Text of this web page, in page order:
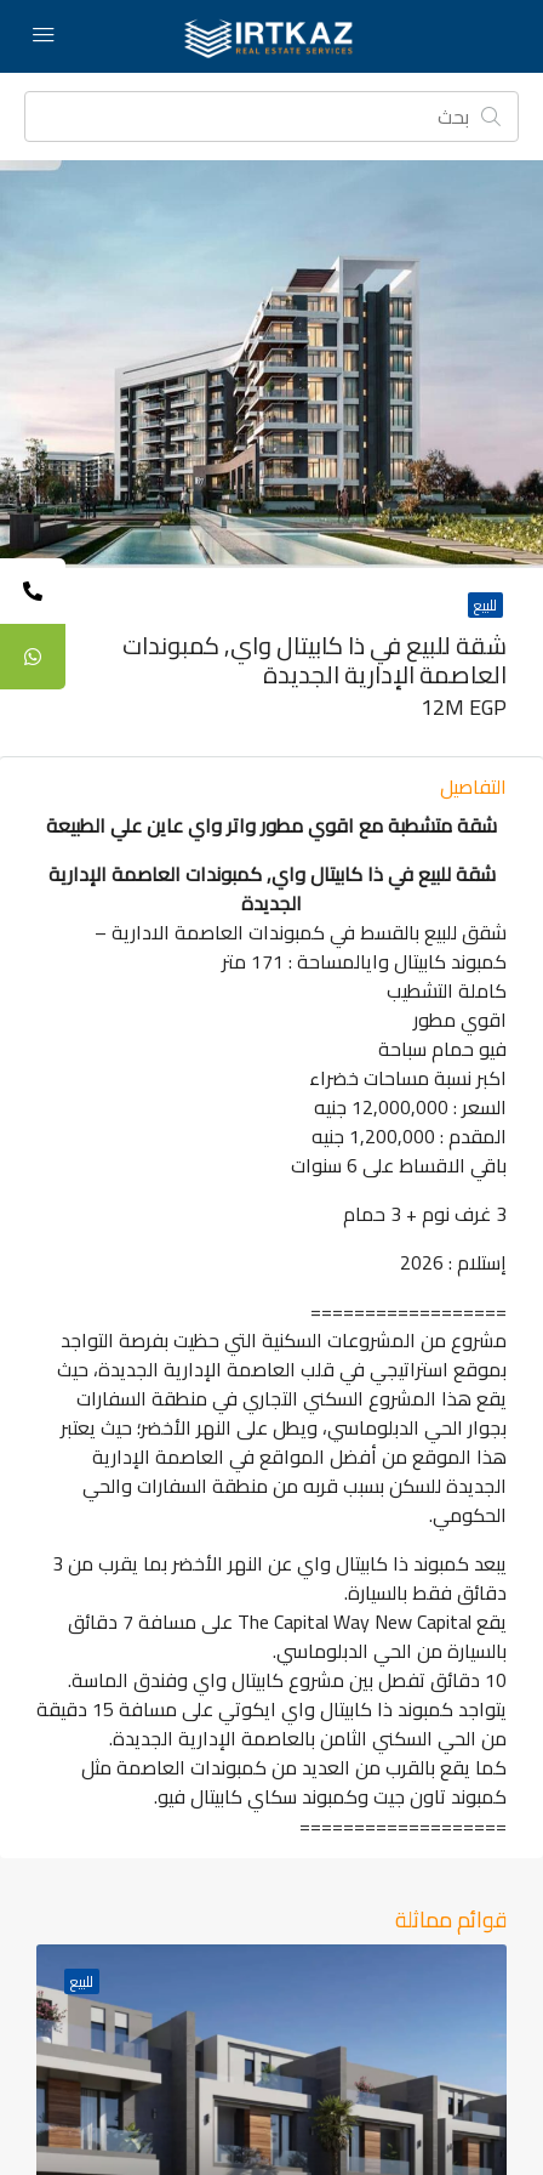
للبيع
شقة للبيع في ذا كابيتال واي, كمبوندات
العاصمة الإدارية الجديدة
12M EGP
التفاصيل
شقة متشطبة مع اقوي مطور واتر واي عاين علي الطبيعة
شقة للبيع في ذا كابيتال واي, كمبوندات العاصمة الإدارية
الجديدة
شقق للبيع بالقسط في كمبوندات العاصمة الادارية –
كمبوند كابيتال وايالمساحة : 171 متر
كاملة التشطيب
اقوي مطور
فيو حمام سباحة
اكبر نسبة مساحات خضراء
السعر : 12,000,000 جنيه
المقدم : 1,200,000 جنيه
باقي الاقساط على 6 سنوات
3 غرف نوم + 3 حمام
إستلام : 2026
==================
مشروع من المشروعات السكنية التي حظيت بفرصة التواجد
بموقع استراتيجي في قلب العاصمة الإدارية الجديدة، حيث
يقع هذا المشروع السكني التجاري في منطقة السفارات
بجوار الحي الدبلوماسي، ويطل على النهر الأخضر؛ حيث يعتبر
هذا الموقع من أفضل المواقع في العاصمة الإدارية
الجديدة للسكن بسبب قربه من منطقة السفارات والحي
الحكومي.
يبعد كمبوند ذا كابيتال واي عن النهر الأخضر بما يقرب من 3
دقائق فقط بالسيارة.
يقع The Capital Way New Capital على مسافة 7 دقائق
بالسيارة من الحي الدبلوماسي.
10 دقائق تفصل بين مشروع كابيتال واي وفندق الماسة.
يتواجد كمبوند ذا كابيتال واي ايكوتي على مسافة 15 دقيقة
من الحي السكني الثامن بالعاصمة الإدارية الجديدة.
كما يقع بالقرب من العديد من كمبوندات العاصمة مثل
كمبوند تاون جيت وكمبوند سكاي كابيتال فيو.
===================
قوائم مماثلة
للبيع